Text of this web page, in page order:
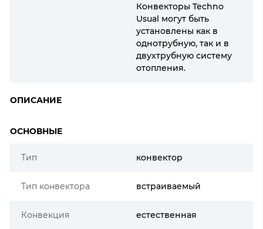
Конвекторы Techno
Usual могут быть
установлены как в
однотрубную, так и в
двухтрубную систему
отопления.
ОПИСАНИЕ
ОСНОВНЫЕ
Тип конвектор
Тип конвектора встраиваемый
Конвекция естественная